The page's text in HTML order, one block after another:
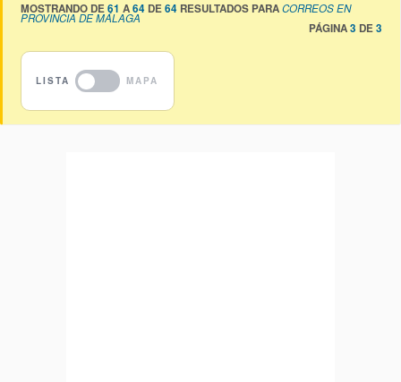
MOSTRANDO DE61 A64 DE64 RESULTADOS PARACORREOS EN
PROVINCIA DE MÁLAGA
PÁGINA3 DE3